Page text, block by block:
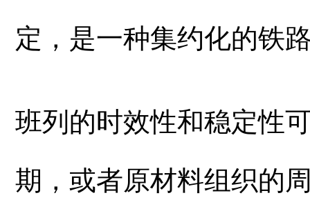
定，是一种集约化的铁
班列的时效性和稳定性
期，或者原材料组织的